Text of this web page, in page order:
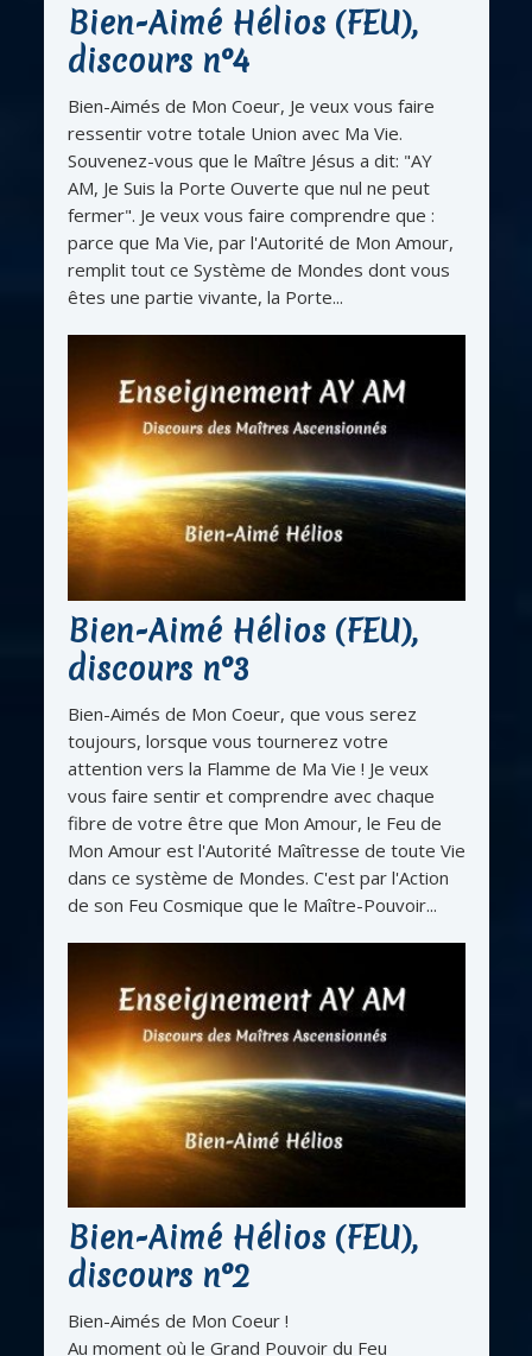
Bien-Aimé Hélios (FEU),
discours n°4
Bien-Aimés de Mon Coeur, Je veux vous faire
ressentir votre totale Union avec Ma Vie.
Souvenez-vous que le Maître Jésus a dit: "AY
AM, Je Suis la Porte Ouverte que nul ne peut
fermer". Je veux vous faire comprendre que :
parce que Ma Vie, par l'Autorité de Mon Amour,
remplit tout ce Système de Mondes dont vous
êtes une partie vivante, la Porte...
Bien-Aimé Hélios (FEU),
discours n°3
Bien-Aimés de Mon Coeur, que vous serez
toujours, lorsque vous tournerez votre
attention vers la Flamme de Ma Vie ! Je veux
vous faire sentir et comprendre avec chaque
fibre de votre être que Mon Amour, le Feu de
Mon Amour est l'Autorité Maîtresse de toute Vie
dans ce système de Mondes. C'est par l'Action
de son Feu Cosmique que le Maître-Pouvoir...
Bien-Aimé Hélios (FEU),
discours n°2
Bien-Aimés de Mon Coeur !
Au moment où le Grand Pouvoir du Feu